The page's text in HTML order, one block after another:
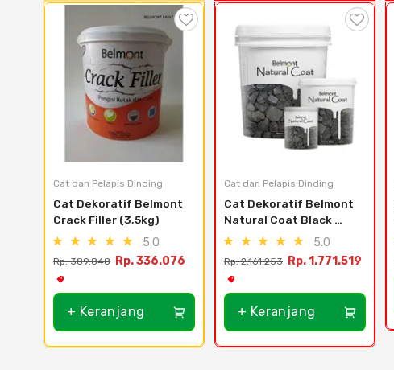
Cat dan Pelapis Dinding
Cat Dekoratif Belmont
Crack Filler (3,5kg)
5.0
Rp. 389.848 Rp. 336.076
+ Keranjang
Cat dan Pelapis Dinding
Cat Dekoratif Belmont
Natural Coat Black
Diamond (20 lt)
5.0
Rp. 2.161.253 Rp. 1.771.519
+ Keranjang